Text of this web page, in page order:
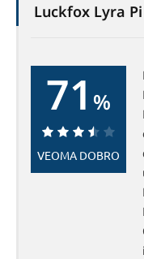
Luckfox Lyra
71 %
71%
VEOMA DOBRO